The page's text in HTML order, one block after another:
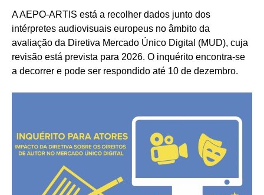
A AEPO-ARTIS está a recolher dados junto dos
intérpretes audiovisuais europeus no âmbito da
avaliação da Diretiva Mercado Único Digital (MUD), cuja
revisão está prevista para 2026. O inquérito encontra-se
a decorrer e pode ser respondido até 10 de dezembro.